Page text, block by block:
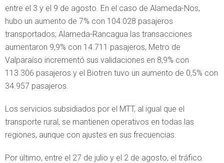
entre el 3 y el 9 de agosto. En el caso de Alameda-Nos,
hubo un aumento de 7% con 104.028 pasajeros
transportados; Alameda-Rancagua las transacciones
aumentaron 9,9% con 14.711 pasajeros, Metro de
Valparaíso incrementó sus validaciones en 8,9% con
113.306 pasajeros y el Biotren tuvo un aumento de 0,5% con
34.957 pasajeros.
Los servicios subsidiados por el MTT, al igual que el
transporte rural, se mantienen operativos en todas las
regiones, aunque con ajustes en sus frecuencias.
Por último, entre el 27 de julio y el 2 de agosto, el tráfico